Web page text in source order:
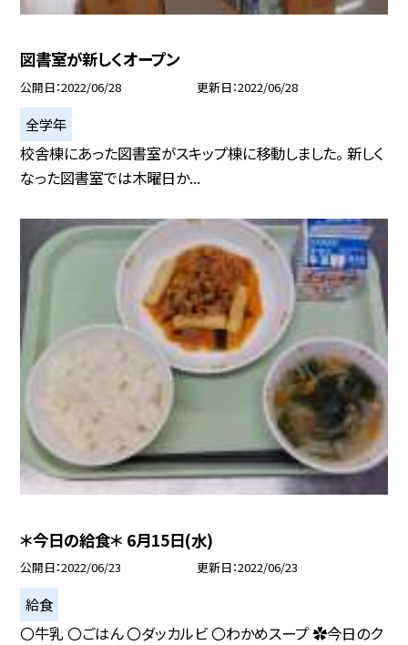
図書室が新しくオープン
公開日 2022/06/28 更新日 2022/06/28
全学年
校舎棟にあった図書室がスキップ棟に移動しました。 新しく
なった図書室では木曜日か...
＊今日の給食＊ 6月15日(水)
公開日 2022/06/23 更新日 2022/06/23
給食
〇牛乳 〇ごはん 〇ダッカルビ 〇わかめスープ ✿今日のク